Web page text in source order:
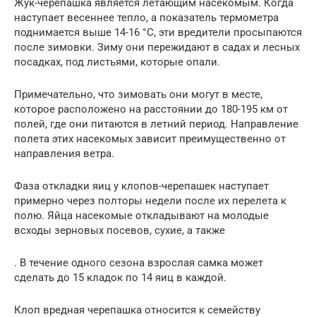
Жук-черепашка является летающим насекомым. Когда
наступает весеннее тепло, а показатель термометра
поднимается выше 14-16 °С, эти вредители просыпаются
после зимовки. Зиму они пережидают в садах и лесных
посадках, под листьями, которые опали.
Примечательно, что зимовать они могут в месте,
которое расположено на расстоянии до 180-195 км от
полей, где они питаются в летний период. Направление
полета этих насекомых зависит преимущественно от
направления ветра.
Фаза откладки яиц у клопов-черепашек наступает
примерно через полторы недели после их перелета к
полю. Яйца насекомые откладывают на молодые
всходы зерновых посевов, сухие, а также
. В течение одного сезона взрослая самка может
сделать до 15 кладок по 14 яиц в каждой.
Клоп вредная черепашка относится к семейству